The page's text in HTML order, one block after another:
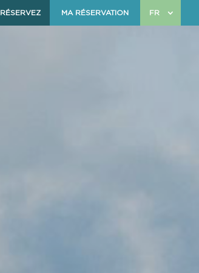
RÉSERVEZ MA RÉSERVATION FR